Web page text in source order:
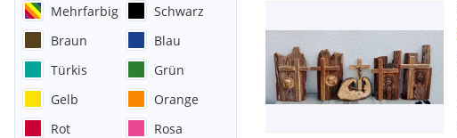
Mehrfarbig
Schwarz
Braun
Blau
Türkis
Grün
Gelb
Orange
Rot
Rosa